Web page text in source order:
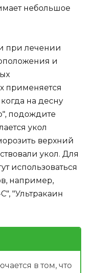
небольшое
при лечении
и
применяется
на десну
подождите
укол
верхний
укол. Для
использоваться
например,
"Ультракаин
в том, что